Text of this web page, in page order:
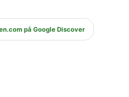
på Google Discover